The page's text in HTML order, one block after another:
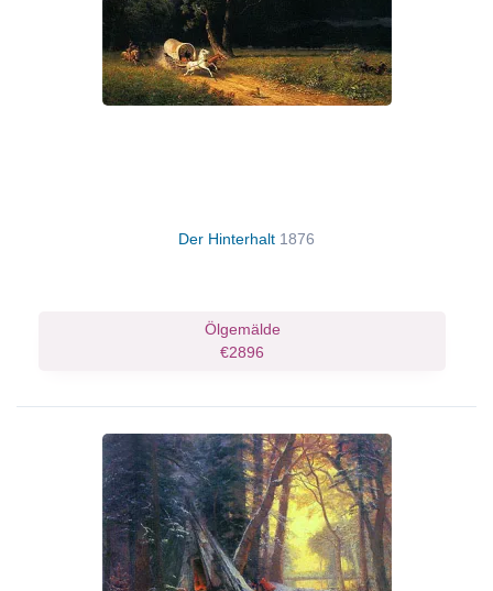
Der Hinterhalt 1876
Ölgemälde
€2896